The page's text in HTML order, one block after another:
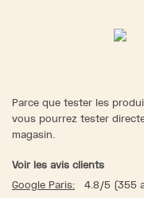
Parce que tester les
vous pourrez tester
magasin.
Voir les avis clients
Google Paris:
4.8/5 (355